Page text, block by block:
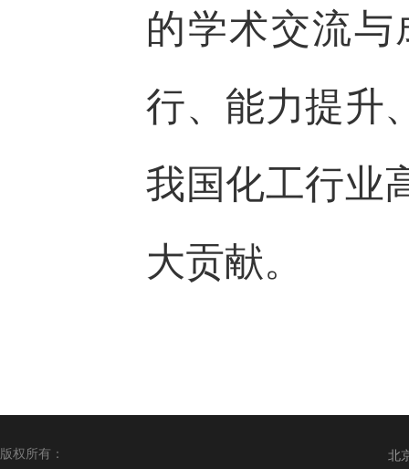
的学术交流
行、能力提升
我国化工行业
大贡献。
版权所有：
北